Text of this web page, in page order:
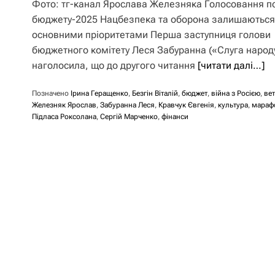
Фото: тг-канал Ярослава Железняка Голосовання
бюджету-2025 Нацбезпека та оборона залишаються
основними пріоритетами Перша заступниця голови
бюджетного комітету Леся Забуранна («Слуга
наголосила, що до другого читання [читати далі…]
Позначено Ірина Геращенко, Безгін Віталій, бюджет, війна з Росією,
Железняк Ярослав, Забуранна Леся, Кравчук Євгенія, культура,
Підласа Роксолана, Сергій Марченко, фінанси